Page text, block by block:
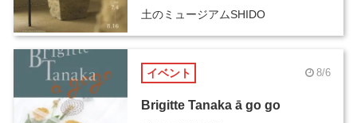
土のミュージアムSHIDO
イベント 8/6
Brigitte Tanaka ā go go